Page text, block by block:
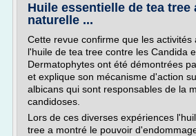
Huile essentielle de tea tree
naturelle ...
Cette revue confirme que les activités
l'huile de tea tree contre les Candida
Dermatophytes ont été démontrées
et explique son mécanisme d'action
albicans qui sont responsables de la
candidoses.
Lors de ces diverses expériences
tree a montré le pouvoir